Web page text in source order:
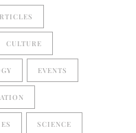
CULTURE
EVENTS
SCIENCE